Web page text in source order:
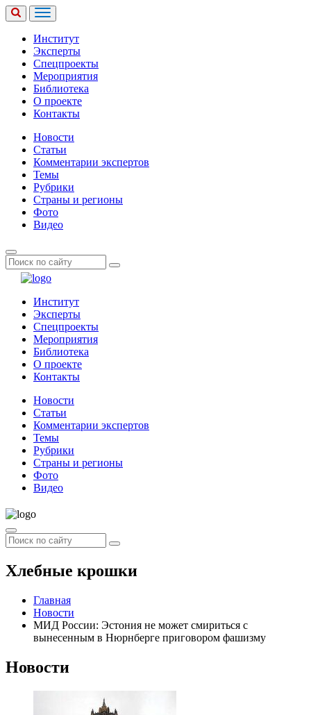
Институт
Эксперты
Спецпроекты
Мероприятия
Библиотека
О проекте
Контакты
Новости
Статьи
Комментарии экспертов
Темы
Рубрики
Страны и регионы
Фото
Видео
Институт
Эксперты
Спецпроекты
Мероприятия
Библиотека
О проекте
Контакты
Новости
Статьи
Комментарии экспертов
Темы
Рубрики
Страны и регионы
Фото
Видео
Хлебные крошки
Главная
Новости
МИД России: Эстония не может смириться с
вынесенным в Нюрнберге приговором фашизму
Новости